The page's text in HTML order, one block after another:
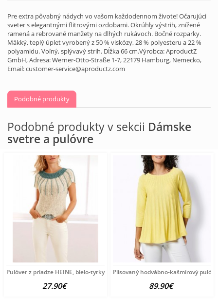
Pre extra pôvabný nádych vo vašom každodennom živote! Očarujúci
sveter s elegantnými flitrovými ozdobami. Okrúhly výstrih, znížené
ramená a rebrované manžety na dlhých rukávoch. Bočné rozparky.
Mäkký, teplý úplet vyrobený z 50 % viskózy, 28 % polyesteru a 22 %
polyamidu. Voľný, splývavý strih. Dĺžka 66 cm.Výrobca: AproductZ
GmbH, Adresa: Werner-Otto-Straße 1-7, 22179 Hamburg, Nemecko,
Email: customer-service@aproductz.com
Podobné produkty
Podobné produkty v sekcii Dámske
svetre a pulóvre
Pulóver z priadze HEINE, bielo-tyrkysový
27.90€
Plisovaný hodvábno-kašmírový
89.90€